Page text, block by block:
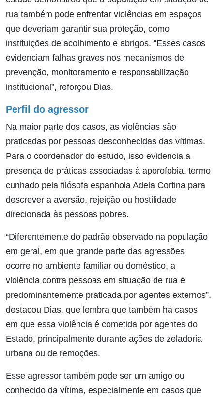
rua também pode enfrentar violências em espaços
que deveriam garantir sua proteção, como
instituições de acolhimento e abrigos. “Esses casos
evidenciam falhas graves nos mecanismos de
prevenção, monitoramento e responsabilização
institucional”, reforçou Dias.
Perfil do agressor
Na maior parte dos casos, as violências são
praticadas por pessoas desconhecidas das vítimas.
Para o coordenador do estudo, isso evidencia a
presença de práticas associadas à aporofobia, termo
cunhado pela filósofa espanhola Adela Cortina para
descrever a aversão, rejeição ou hostilidade
direcionada às pessoas pobres.
“Diferentemente do padrão observado na população
em geral, em que grande parte das agressões
ocorre no ambiente familiar ou doméstico, a
violência contra pessoas em situação de rua é
predominantemente praticada por agentes externos”,
destacou Dias, que lembra que também há casos
em que essa violência é cometida por agentes do
Estado, principalmente durante ações de zeladoria
urbana ou de remoções.
Esse agressor também pode ser um amigo ou
conhecido da vítima, especialmente em casos que